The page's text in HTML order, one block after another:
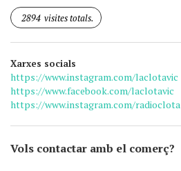
2894 visites totals.
Xarxes socials
https://www.instagram.com/laclotavic
https://www.facebook.com/laclotavic
https://www.instagram.com/radioclota
Vols contactar amb el comerç?